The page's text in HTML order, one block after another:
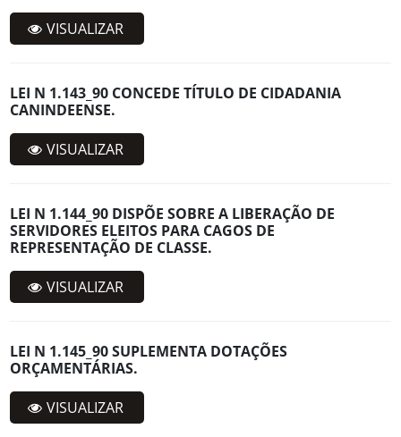
VISUALIZAR
LEI N 1.143_90 CONCEDE TÍTULO DE CIDADANIA
CANINDEENSE.
VISUALIZAR
LEI N 1.144_90 DISPÕE SOBRE A LIBERAÇÃO DE
SERVIDORES ELEITOS PARA CAGOS DE
REPRESENTAÇÃO DE CLASSE.
VISUALIZAR
LEI N 1.145_90 SUPLEMENTA DOTAÇÕES
ORÇAMENTÁRIAS.
VISUALIZAR